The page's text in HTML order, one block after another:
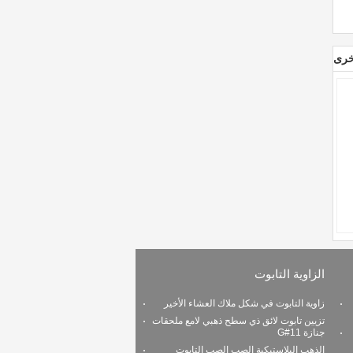
الزاوية التابوت
زاوية التابوت في شكل ملاك العشاء الأخير
تزيين تابوت لائق ذي سطح ذهبي لامع ملحقات
جنازة 11#G
الذهب البلاستيكية الصب الصب التابوت